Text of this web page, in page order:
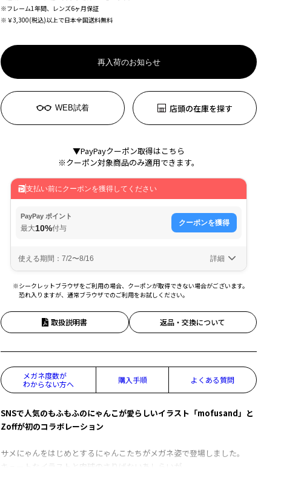
※フレーム1年間、レンズ6ヶ月保証
※￥3,300(税込)以上で日本全国送料無料
再入荷のお知らせ
WEB試着 店頭の在庫を探す
▼PayPayクーポン取得はこちら
※クーポン対象商品のみ適用できます。
※シークレットブラウザをご利用の場合、クーポンが取得できない場合がございます。
恐れ入りますが、通常ブラウザでのご利用をお試しください。
取扱説明書 返品・交換について
メガネ度数が
わからない方へ
購入手順 よくある質問
SNSで人気のもふもふのにゃんこが愛らしいイラスト「mofusand」と
Zoffが初のコラボレーション
サメにゃんをはじめとするにゃんこたちがメガネ姿で登場しました。
キュートなイラストと肉球のさりげないあしらいが、